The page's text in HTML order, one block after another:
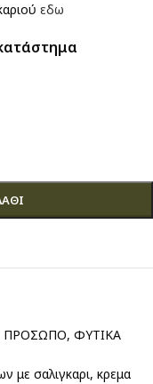
εδω
ΠΡΟΣΩΠΟ, ΦΥΤΙΚΑ
με σαλιγκαρι, κρεμα